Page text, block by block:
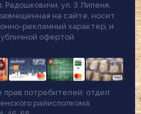
Радошковичи, ул. 3 Липеня,
на сайте, носит
рекламный характер, и
офертой
потребителей: отдел
райисполкома: